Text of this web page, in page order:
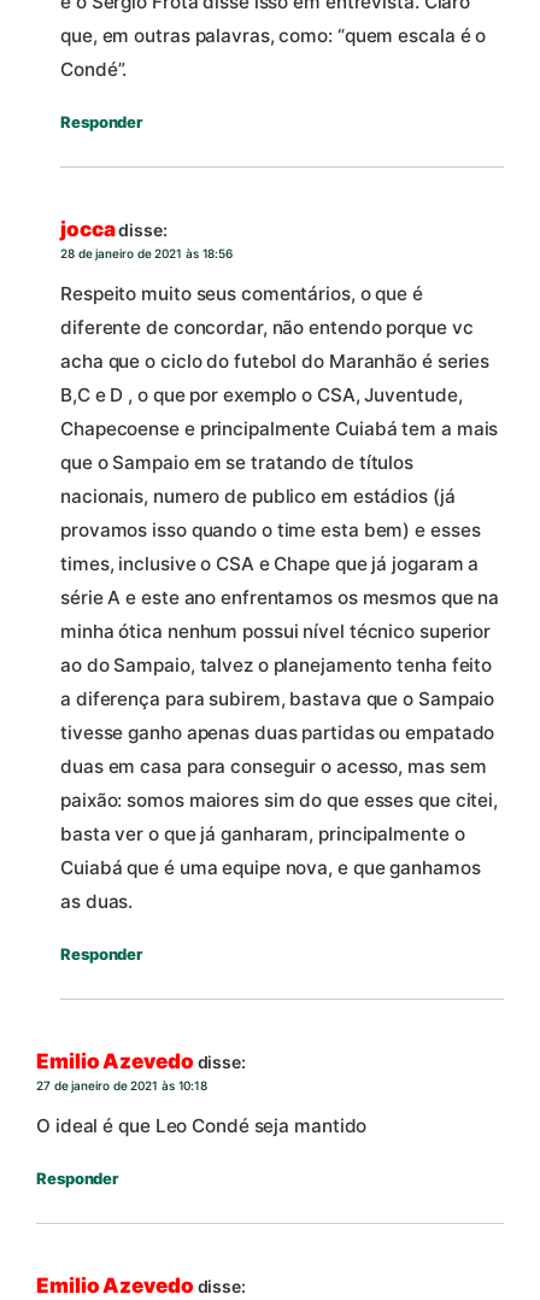
que, em outras palavras, como: “quem escala é o
Condé”.
Responder
joccadisse:
28 de janeiro de 2021 às 18:56
Respeito muito seus comentários, o que é
diferente de concordar, não entendo porque vc
acha que o ciclo do futebol do Maranhão é series
B,C e D , o que por exemplo o CSA, Juventude,
Chapecoense e principalmente Cuiabá tem a mais
que o Sampaio em se tratando de títulos
nacionais, numero de publico em estádios (já
provamos isso quando o time esta bem) e esses
times, inclusive o CSA e Chape que já jogaram a
série A e este ano enfrentamos os mesmos que na
minha ótica nenhum possui nível técnico superior
ao do Sampaio, talvez o planejamento tenha feito
a diferença para subirem, bastava que o Sampaio
tivesse ganho apenas duas partidas ou empatado
duas em casa para conseguir o acesso, mas sem
paixão: somos maiores sim do que esses que citei,
basta ver o que já ganharam, principalmente o
Cuiabá que é uma equipe nova, e que ganhamos
as duas.
Responder
Emilio Azevedo disse:
27 de janeiro de 2021 às 10:18
O ideal é que Leo Condé seja mantido
Responder
Emilio Azevedo disse: